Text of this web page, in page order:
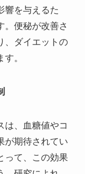
響を与えるた
。便秘が改善さ
、ダイエットの
。
は、血糖値やコ
が期待されてい
って、この効果